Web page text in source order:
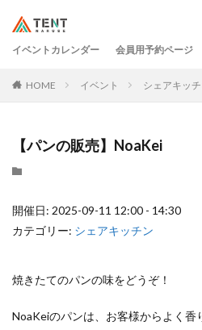
イベントカレンダー 会員用予約ページ
HOME イベント シェアキッ
【パンの販売】NoaKei
開催日: 2025-09-11 12:00 - 14:30
カテゴリー: シェアキッチン
焼きたてのパンの味をどうぞ！
NoaKeiのパンは、お客様からよく香